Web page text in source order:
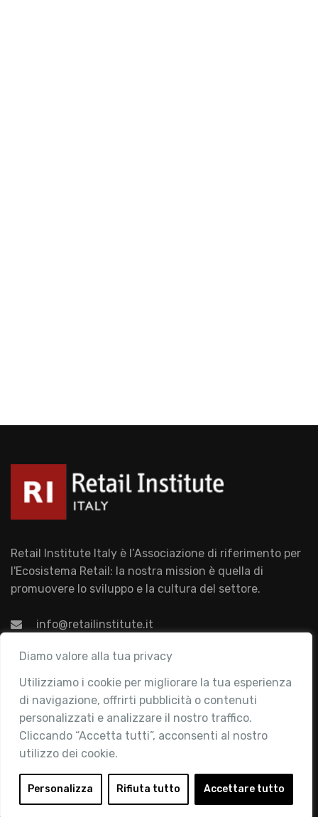
Diamo valore alla tua privacy
Utilizziamo i cookie per migliorare la tua esperienza
di navigazione, offrirti pubblicità o contenuti
personalizzati e analizzare il nostro traffico.
Cliccando “Accetta tutti”, acconsenti al nostro
utilizzo dei cookie.
Personalizza Rifiuta tutto Accettare tutto
Retail Institute Italy è l’Associazione di riferimento per
l'Ecosistema Retail: la nostra mission è quella di
promuovere lo sviluppo e la cultura del settore.
info@retailinstitute.it
Associazione
Chi siamo
Attività
Contatti
Area Riservata
Login
Diventa Socio